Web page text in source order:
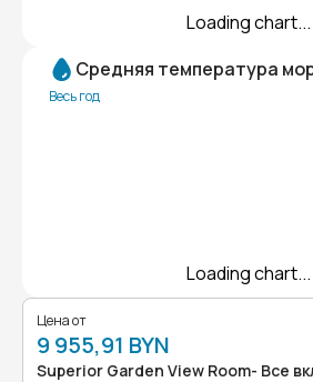
Loading chart...
Средняя температура
Весь год
Loading chart...
Цена от
9 955,91 BYN
Superior Garden View Room- Все